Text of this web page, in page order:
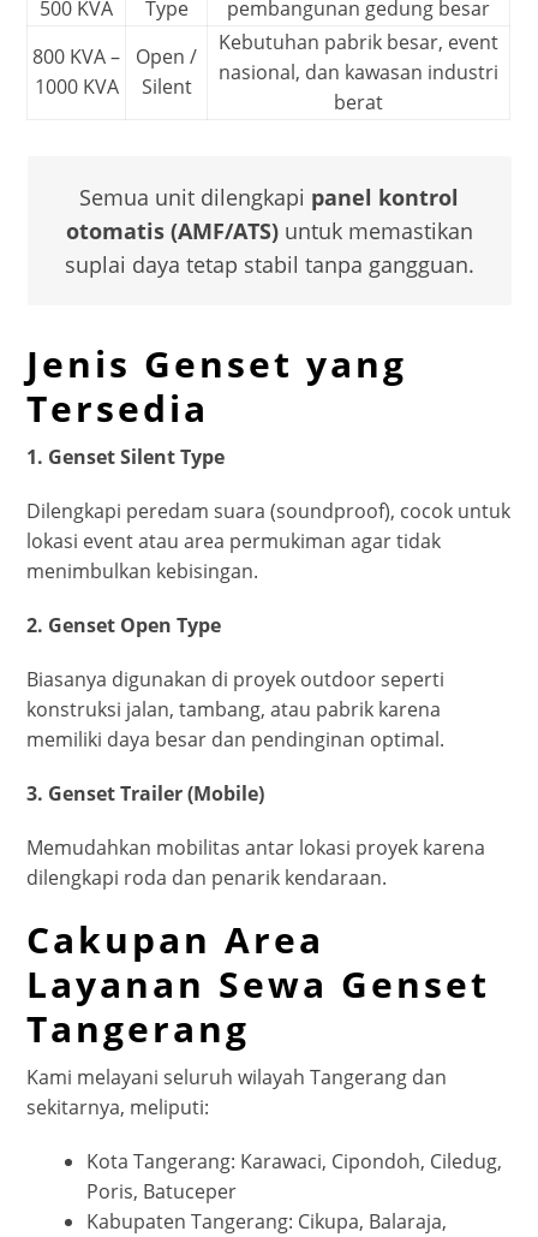
500 KVA Type
pembangunan gedung besar
800 KVA –
1000 KVA
Open /
Silent
Kebutuhan pabrik besar, event
nasional, dan kawasan industri
berat
Semua unit dilengkapi panel kontrol
otomatis (AMF/ATS)untuk memastikan
suplai daya tetap stabil tanpa gangguan.
Jenis Genset yang
Tersedia
1. Genset Silent Type
Dilengkapi peredam suara (soundproof), cocok untuk
lokasi event atau area permukiman agar tidak
menimbulkan kebisingan.
2. Genset Open Type
Biasanya digunakan di proyek outdoor seperti
konstruksi jalan, tambang, atau pabrik karena
memiliki daya besar dan pendinginan optimal.
3. Genset Trailer (Mobile)
Memudahkan mobilitas antar lokasi proyek karena
dilengkapi roda dan penarik kendaraan.
Cakupan Area
Layanan Sewa Genset
Tangerang
Kami melayani seluruh wilayah Tangerang dan
sekitarnya, meliputi:
Kota Tangerang: Karawaci, Cipondoh, Ciledug,
Poris, Batuceper
Kabupaten Tangerang: Cikupa, Balaraja,